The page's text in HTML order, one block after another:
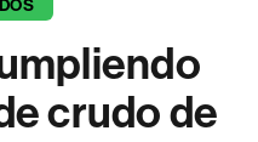
crudo de